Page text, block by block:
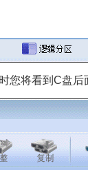
将看到C盘后